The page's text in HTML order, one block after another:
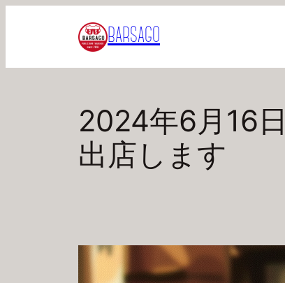
BARSAGO
2024年6月16
出店します